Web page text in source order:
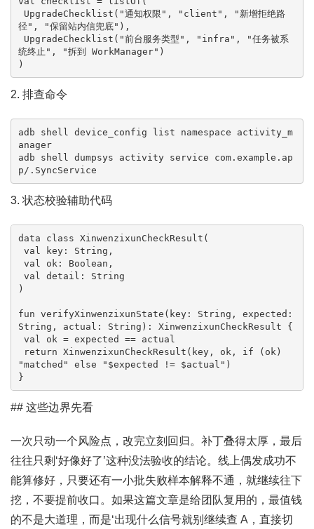
径", "保留站内信兜底"),
统终止", "拆到 WorkManager")
)
2. 排查命令
adb shell device_config list namespace activity_m
anager
adb shell dumpsys activity service com.example.ap
p/.SyncService
3. 状态校验辅助代码
data class XinwenzixunCheckResult(
)
fun verifyXinwenzixunState(key: String, expected:
String, actual: String): XinwenzixunCheckResult {
"matched" else "$expected != $actual")
}
## 这些边界先看
一次只动一个风险点，改完立刻回归。补丁叠得太厚，最后
往往只剩‘好像好了’这种没法验收的结论。线上偶发成功不
能算修好，只要还有一小批失败样本解释不通，就继续往下
挖，不要提前收口。如果这篇文章是给团队复用的，最值钱
的不是大道理，而是‘出现什么信号就别继续查 A，直接切